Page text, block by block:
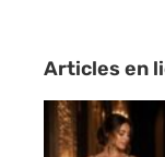
Articles en